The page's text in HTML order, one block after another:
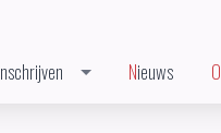
Inschrijven Nieuws